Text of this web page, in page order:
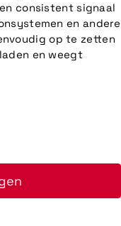
consistent signaal
en andere
op te zetten
en weegt